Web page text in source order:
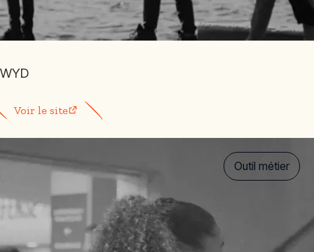
WYD
Voir le site
Outil métier